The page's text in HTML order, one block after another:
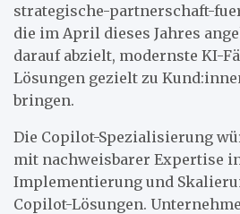
strategische-partnerschaft-
die im April dieses Jahres
darauf abzielt, modernste KI-
Lösungen gezielt zu
bringen.
Die Copilot-Spezialisierung
mit nachweisbarer Expertise
Implementierung und
Copilot-Lösungen.